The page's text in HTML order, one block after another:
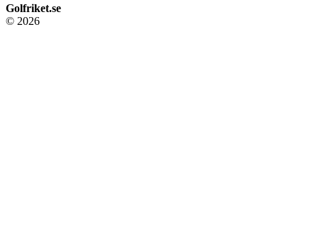
Golfriket.se
© 2026